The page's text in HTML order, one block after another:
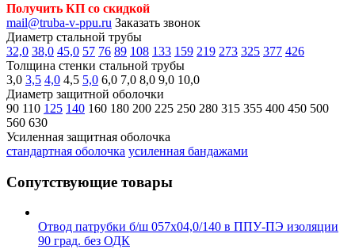
Получить КП со скидкой
mail@truba-v-ppu.ru Заказать звонок
Диаметр стальной трубы
32,0 38,0 45,0 57 76 89 108 133 159 219 273 325 377 426
Толщина стенки стальной трубы
3,0 3,5 4,0 4,5 5,0 6,0 7,0 8,0 9,0 10,0
Диаметр защитной оболочки
90 110 125 140 160 180 200 225 250 280 315 355 400 450 500
560 630
Усиленная защитная оболочка
стандартная оболочка усиленная бандажами
Сопутствующие товары
Отвод патрубки б/ш 057х04,0/140 в ППУ-ПЭ изоляции
90 град. без ОДК